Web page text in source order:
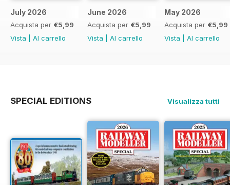
July 2026
Acquista per €5,99
Vista
Al carrello
June 2026
Acquista per €5,99
Vista
Al carrello
May 2026
Acquista per €5,99
Vista
Al carrello
SPECIAL EDITIONS Visualizza tutti